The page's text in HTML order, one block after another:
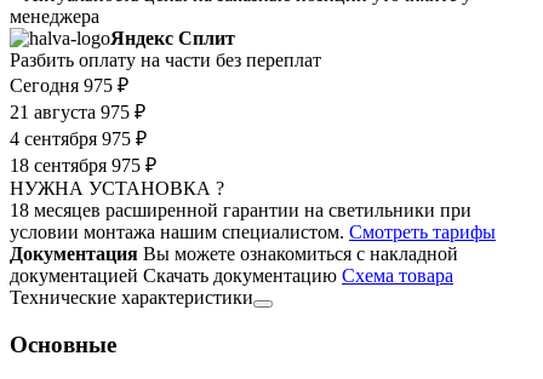
менеджера
Яндекс Сплит
Разбить оплату на части без переплат
Сегодня 975 ₽
21 августа 975 ₽
4 сентября 975 ₽
18 сентября 975 ₽
НУЖНА УСТАНОВКА ?
18 месяцев расширенной гарантии на светильники при
условии монтажа нашим специалистом. Смотреть тарифы
Документация Вы можете ознакомиться с накладной
документацией Скачать документацию Cхема товара
Технические характеристики
Основные